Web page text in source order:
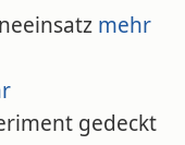
mehr
gedeckt